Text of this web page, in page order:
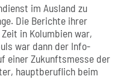
im Ausland zu
Die Berichte ihrer
in Kolumbien war,
war dann der Info-
einer Zukunftsmesse der
hauptberuflich beim